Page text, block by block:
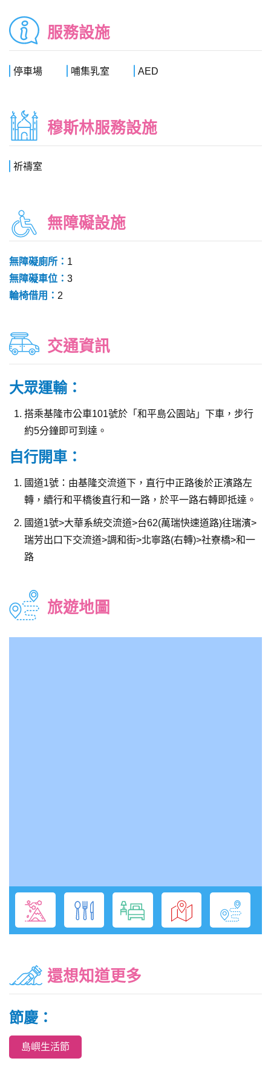
服務設施
停車場 哺集乳室 AED
穆斯林服務設施
祈禱室
無障礙設施
無障礙廁所： 1
無障礙車位： 3
輪椅借用： 2
交通資訊
大眾運輸：
搭乘基隆市公車101號於「和平島公園站」下車，步行
約5分鐘即可到達。
自行開車：
國道1號：由基隆交流道下，直行中正路後於正濱路左
轉，續行和平橋後直行和一路，於平一路右轉即抵達。
國道1號>大華系統交流道>台62(萬瑞快速道路)往瑞濱>
瑞芳出口下交流道>調和街>北寧路(右轉)>社寮橋>和一
路
旅遊地圖
還想知道更多
節慶：
島嶼生活節